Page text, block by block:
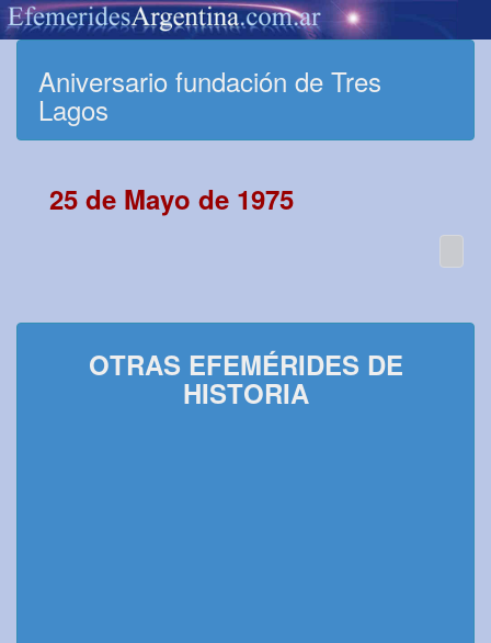
Aniversario fundación de Tres
Lagos
25 de Mayo de 1975
OTRAS EFEMÉRIDES DE
HISTORIA